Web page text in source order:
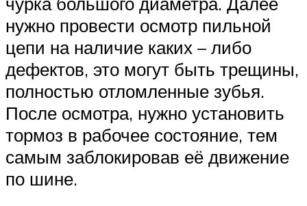
нужно провести осмотр пильной
цепи на наличие каких – либо
дефектов, это могут быть трещины,
полностью отломленные зубья.
После осмотра, нужно установить
тормоз в рабочее состояние, тем
самым заблокировав её движение
по шине.